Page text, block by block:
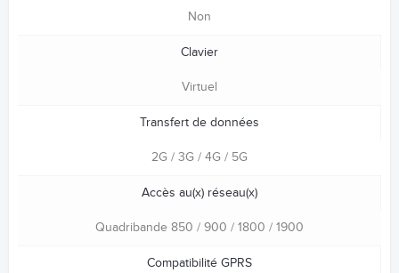
Non
Clavier
Virtuel
Transfert de données
2G / 3G / 4G / 5G
Accès au(x) réseau(x)
Quadribande 850 / 900 / 1800 / 1900
Compatibilité GPRS